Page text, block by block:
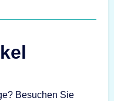
Besuchen Sie